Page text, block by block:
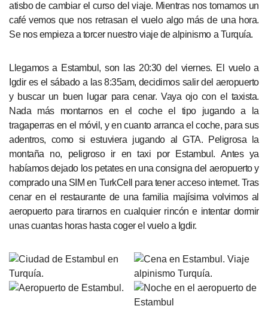
atisbo de cambiar el curso del viaje. Mientras nos tomamos un
café vemos que nos retrasan el vuelo algo más de una hora.
Se nos empieza a torcer nuestro viaje de alpinismo a Turquía.
Llegamos a Estambul, son las 20:30 del viernes. El vuelo a
Igdir es el sábado a las 8:35am, decidimos salir del aeropuerto
y buscar un buen lugar para cenar. Vaya ojo con el taxista.
Nada más montarnos en el coche el tipo jugando a la
tragaperras en el móvil, y en cuanto arranca el coche, para sus
adentros, como si estuviera jugando al GTA. Peligrosa la
montaña no, peligroso ir en taxi por Estambul. Antes ya
habíamos dejado los petates en una consigna del aeropuerto y
comprado una SIM en TurkCell para tener acceso internet. Tras
cenar en el restaurante de una familia majísima volvimos al
aeropuerto para tirarnos en cualquier rincón e intentar dormir
unas cuantas horas hasta coger el vuelo a Igdir.